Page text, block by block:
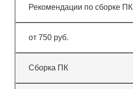
Рекомендации по сборке ПК
от 750 руб.
Сборка ПК